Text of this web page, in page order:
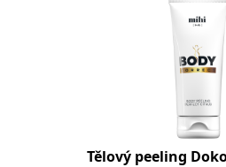
Tělový peeling